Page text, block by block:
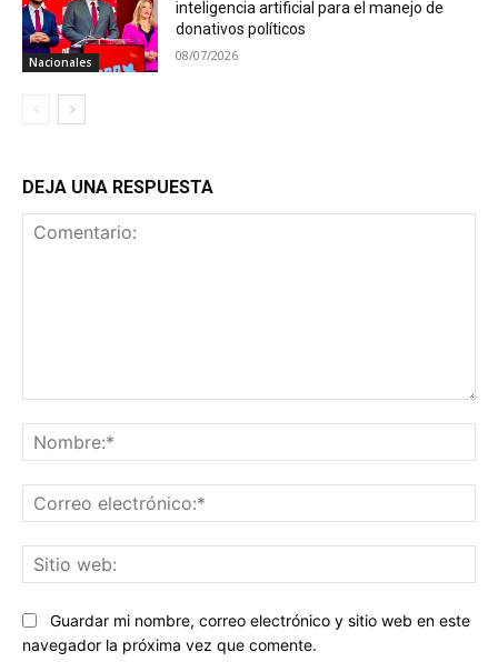
Nacionales
inteligencia artificial para el manejo de
donativos políticos
08/07/2026
DEJA UNA RESPUESTA
Guardar mi nombre, correo electrónico y sitio web en este
navegador la próxima vez que comente.